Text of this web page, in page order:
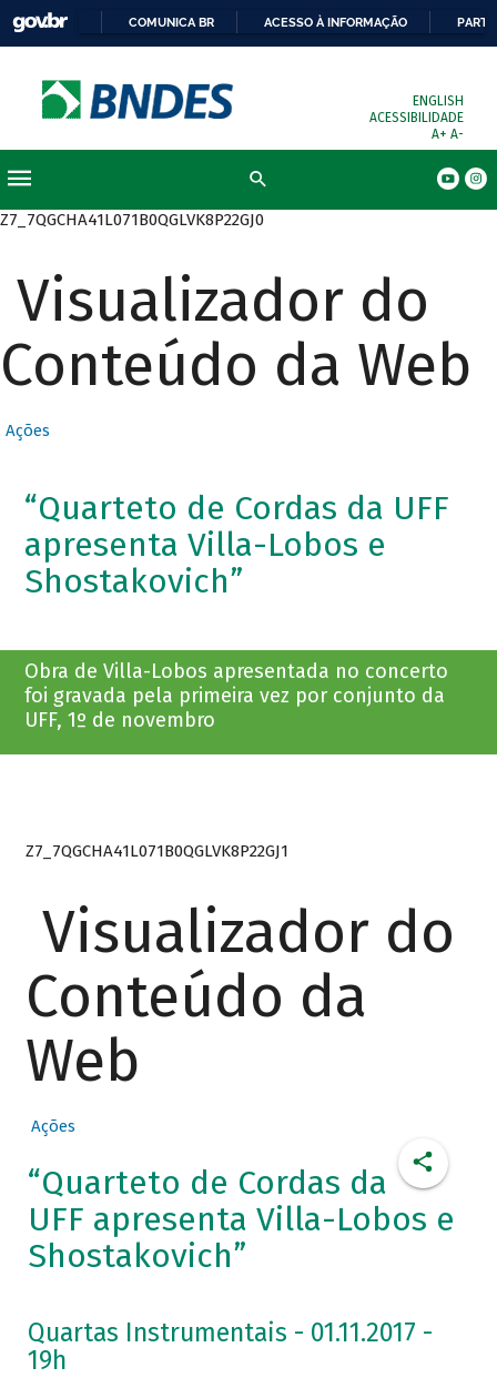
COMUNICA BR ACESSO À INFORMAÇÃO
ENGLISH
ACESSIBILIDADE
A+ A-
Z7_7QGCHA41L071B0QGLVK8P22GJ0
Visualizador do
Conteúdo da Web
Ações
“Quarteto de Cordas da UFF
apresenta Villa-Lobos e
Shostakovich”
Obra de Villa-Lobos apresentada no concerto
foi gravada pela primeira vez por conjunto da
UFF, 1º de novembro
Z7_7QGCHA41L071B0QGLVK8P22GJ1
Visualizador do
Conteúdo da
Web
Ações
“Quarteto de Cordas da
UFF apresenta Villa-Lobos e
Shostakovich”
Quartas Instrumentais - 01.11.2017 -
19h